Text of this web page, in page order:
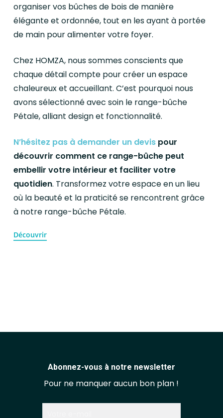
organiser vos bûches de bois de manière
élégante et ordonnée, tout en les ayant à portée
de main pour alimenter votre foyer.
Chez HOMZA, nous sommes conscients que
chaque détail compte pour créer un espace
chaleureux et accueillant. C’est pourquoi nous
avons sélectionné avec soin le range-bûche
Pétale, alliant design et fonctionnalité.
N’hésitez pas à demander un devis pour
découvrir comment ce range-bûche peut
embellir votre intérieur et faciliter votre
quotidien. Transformez votre espace en un lieu
où la beauté et la praticité se rencontrent grâce
à notre range-bûche Pétale.
Découvrir
Abonnez-vous à notre newsletter
Pour ne manquer aucun bon plan !